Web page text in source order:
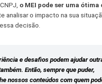
o MEI pode ser uma ótima
analisar o impacto na sua
decisão.
e desafios podem ajudar
Então, sempre que puder,
nossos conteúdos com quem